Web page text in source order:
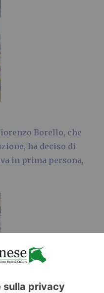
Borello, che
ha deciso di
in prima persona,